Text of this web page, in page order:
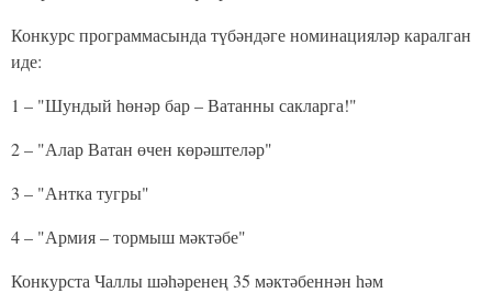
Конкурс программасында түбәндәге номинацияләр каралган
иде:
1 – "Шундый һөнәр бар – Ватанны сакларга!"
2 – "Алар Ватан өчен көрәштеләр"
3 – "Антка тугры"
4 – "Армия – тормыш мәктәбе"
Конкурста Чаллы шәһәренең 35 мәктәбеннән һәм